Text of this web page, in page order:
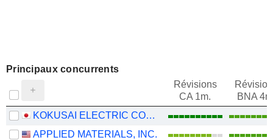
Principaux concurrents
Révisions
CA 1m.
BNA
KOKUSAI ELECTRIC CORPORATION
APPLIED MATERIALS, INC.